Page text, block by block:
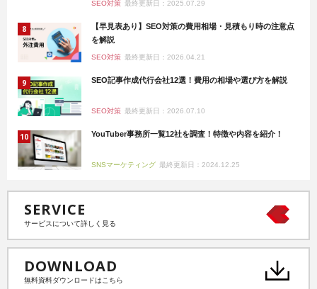
SEO対策 最終更新日：2025.07.29
【早見表あり】SEO対策の費用相場・見積もり時の注意点
を解説
SEO対策 最終更新日：2026.04.21
SEO記事作成代行会社12選！費用の相場や選び方を解説
SEO対策 最終更新日：2026.07.10
YouTuber事務所一覧12社を調査！特徴や内容を紹介！
SNSマーケティング 最終更新日：2024.12.25
SERVICE
サービスについて詳しく見る
DOWNLOAD
無料資料ダウンロードはこちら